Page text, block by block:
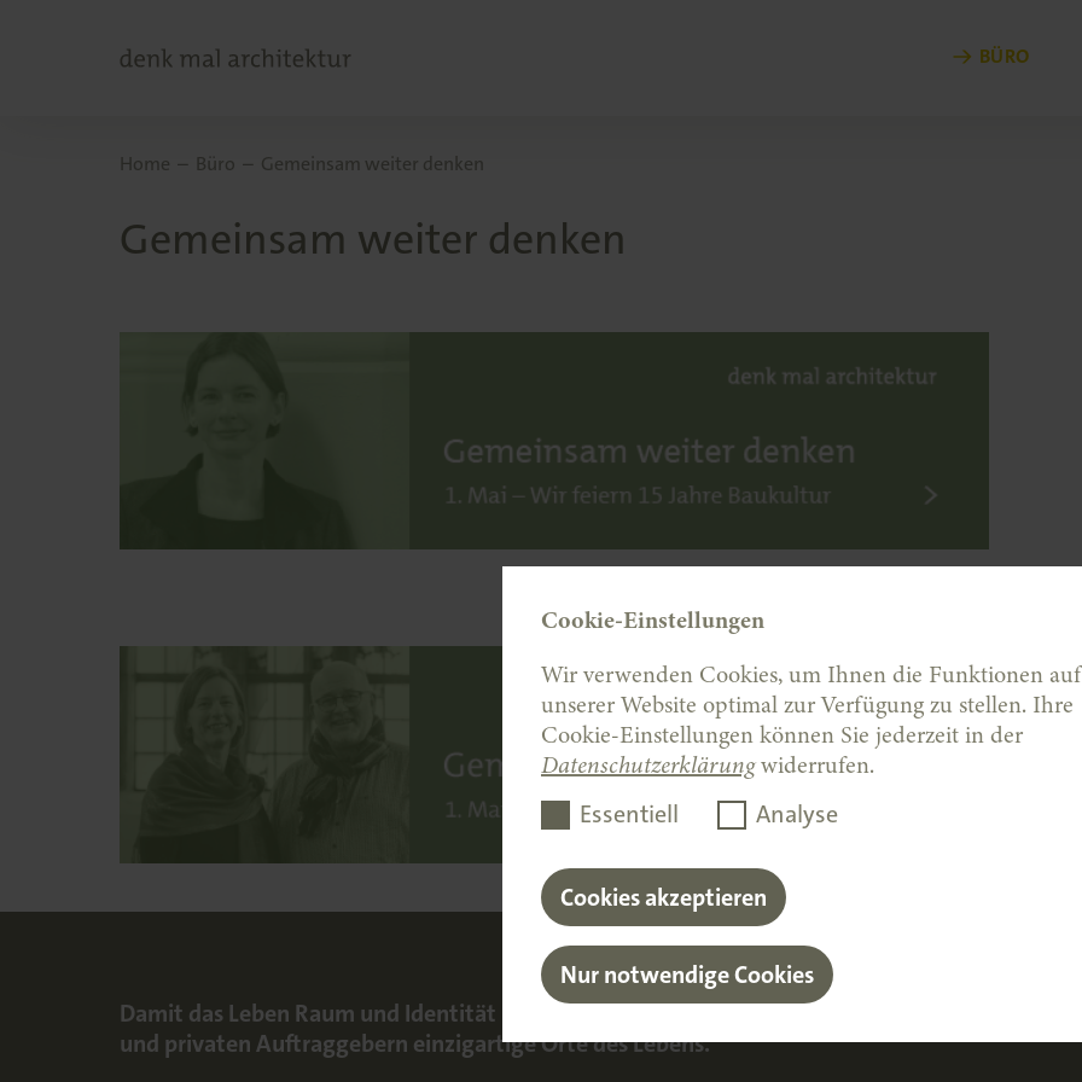
BÜRO
Home Büro Gemeinsam weiter denken
Gemeinsam weiter denken
Damit das Leben Raum und Identität behält, konzipieren, bauen und erhalten wir mit
und privaten Auftraggebern einzigartige Orte des Lebens.
Cookie-Einstellungen
Wir verwenden Cookies, um Ihnen die Funktionen auf
unserer Website optimal zur Verfügung zu stellen. Ihre
Cookie-Einstellungen können Sie jederzeit in der
Datenschutzerklärungwiderrufen.
Essentiell Analyse
Cookies akzeptieren
Nur notwendige Cookies